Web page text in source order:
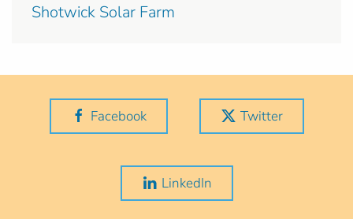
Shotwick Solar Farm
Facebook Twitter
LinkedIn